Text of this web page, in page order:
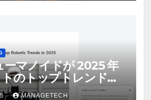
ーマノイドが 2025 年
のトップトレンドに |
MANAGETECH